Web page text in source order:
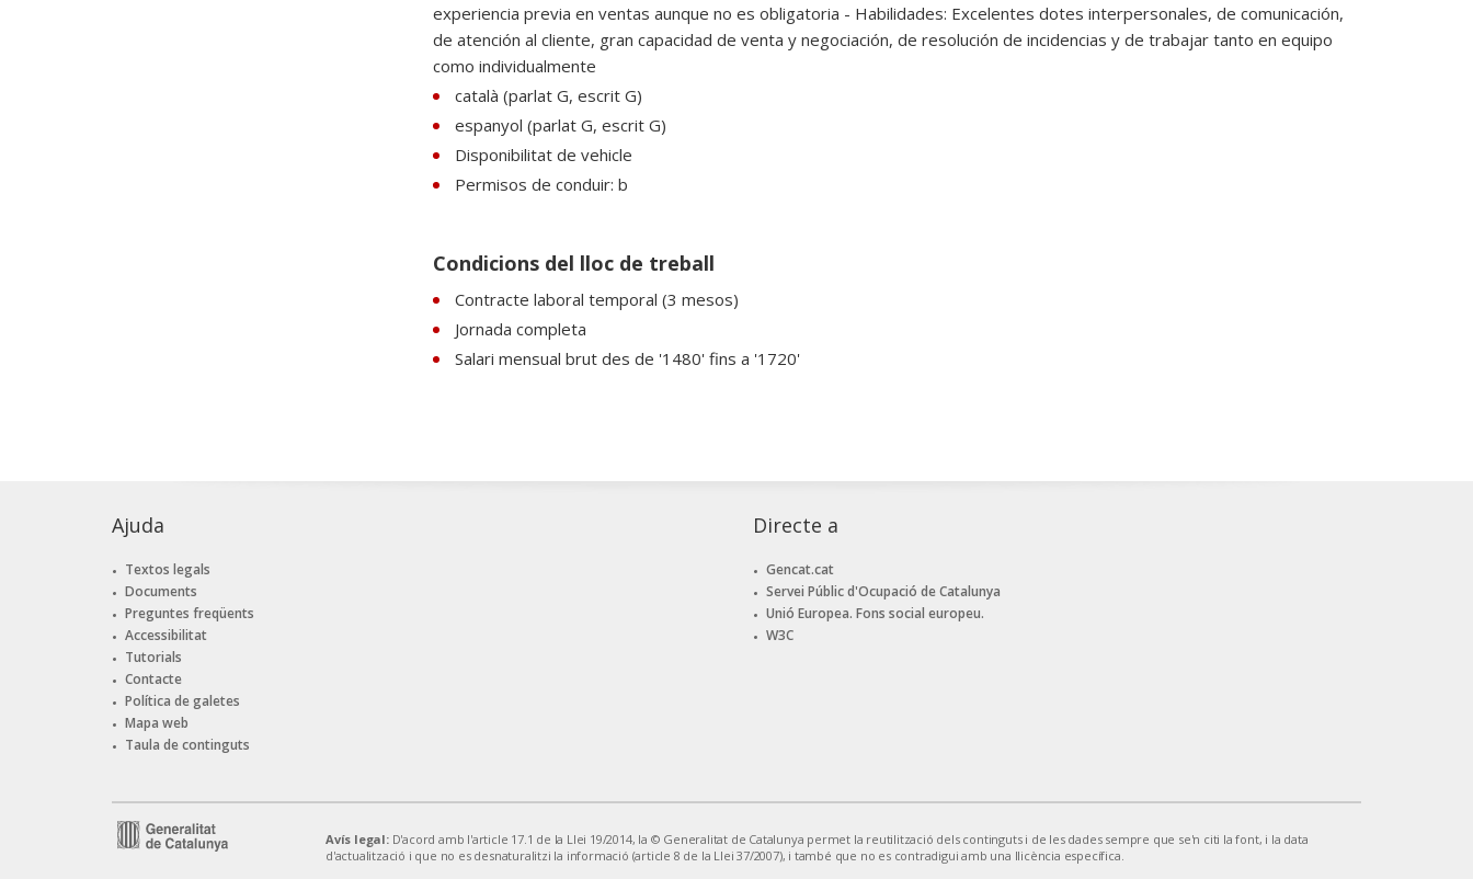
experiencia previa en ventas aunque no es obligatoria - Habilidades: Excelentes dotes interpersonales, de comunicación,
de atención al cliente, gran capacidad de venta y negociación, de resolución de incidencias y de trabajar tanto en equipo
como individualmente
català (parlat G, escrit G)
espanyol (parlat G, escrit G)
Disponibilitat de vehicle
Permisos de conduir: b
Condicions del lloc de treball
Contracte laboral temporal (3 mesos)
Jornada completa
Salari mensual brut des de '1480' fins a '1720'
Ajuda
Textos legals
Documents
Preguntes freqüents
Accessibilitat
Tutorials
Contacte
Política de galetes
Mapa web
Taula de continguts
Directe a
Gencat.cat
Servei Públic d'Ocupació de Catalunya
Unió Europea. Fons social europeu.
W3C
Avís legal:D'acord amb l'article 17.1 de la Llei 19/2014, la © Generalitat de Catalunya permet la reutilització dels continguts i de les dades sempre que se'n citi la font, i la data
d'actualització i que no es desnaturalitzi la informació (article 8 de la Llei 37/2007), i també que no es contradigui amb una llicència específica.